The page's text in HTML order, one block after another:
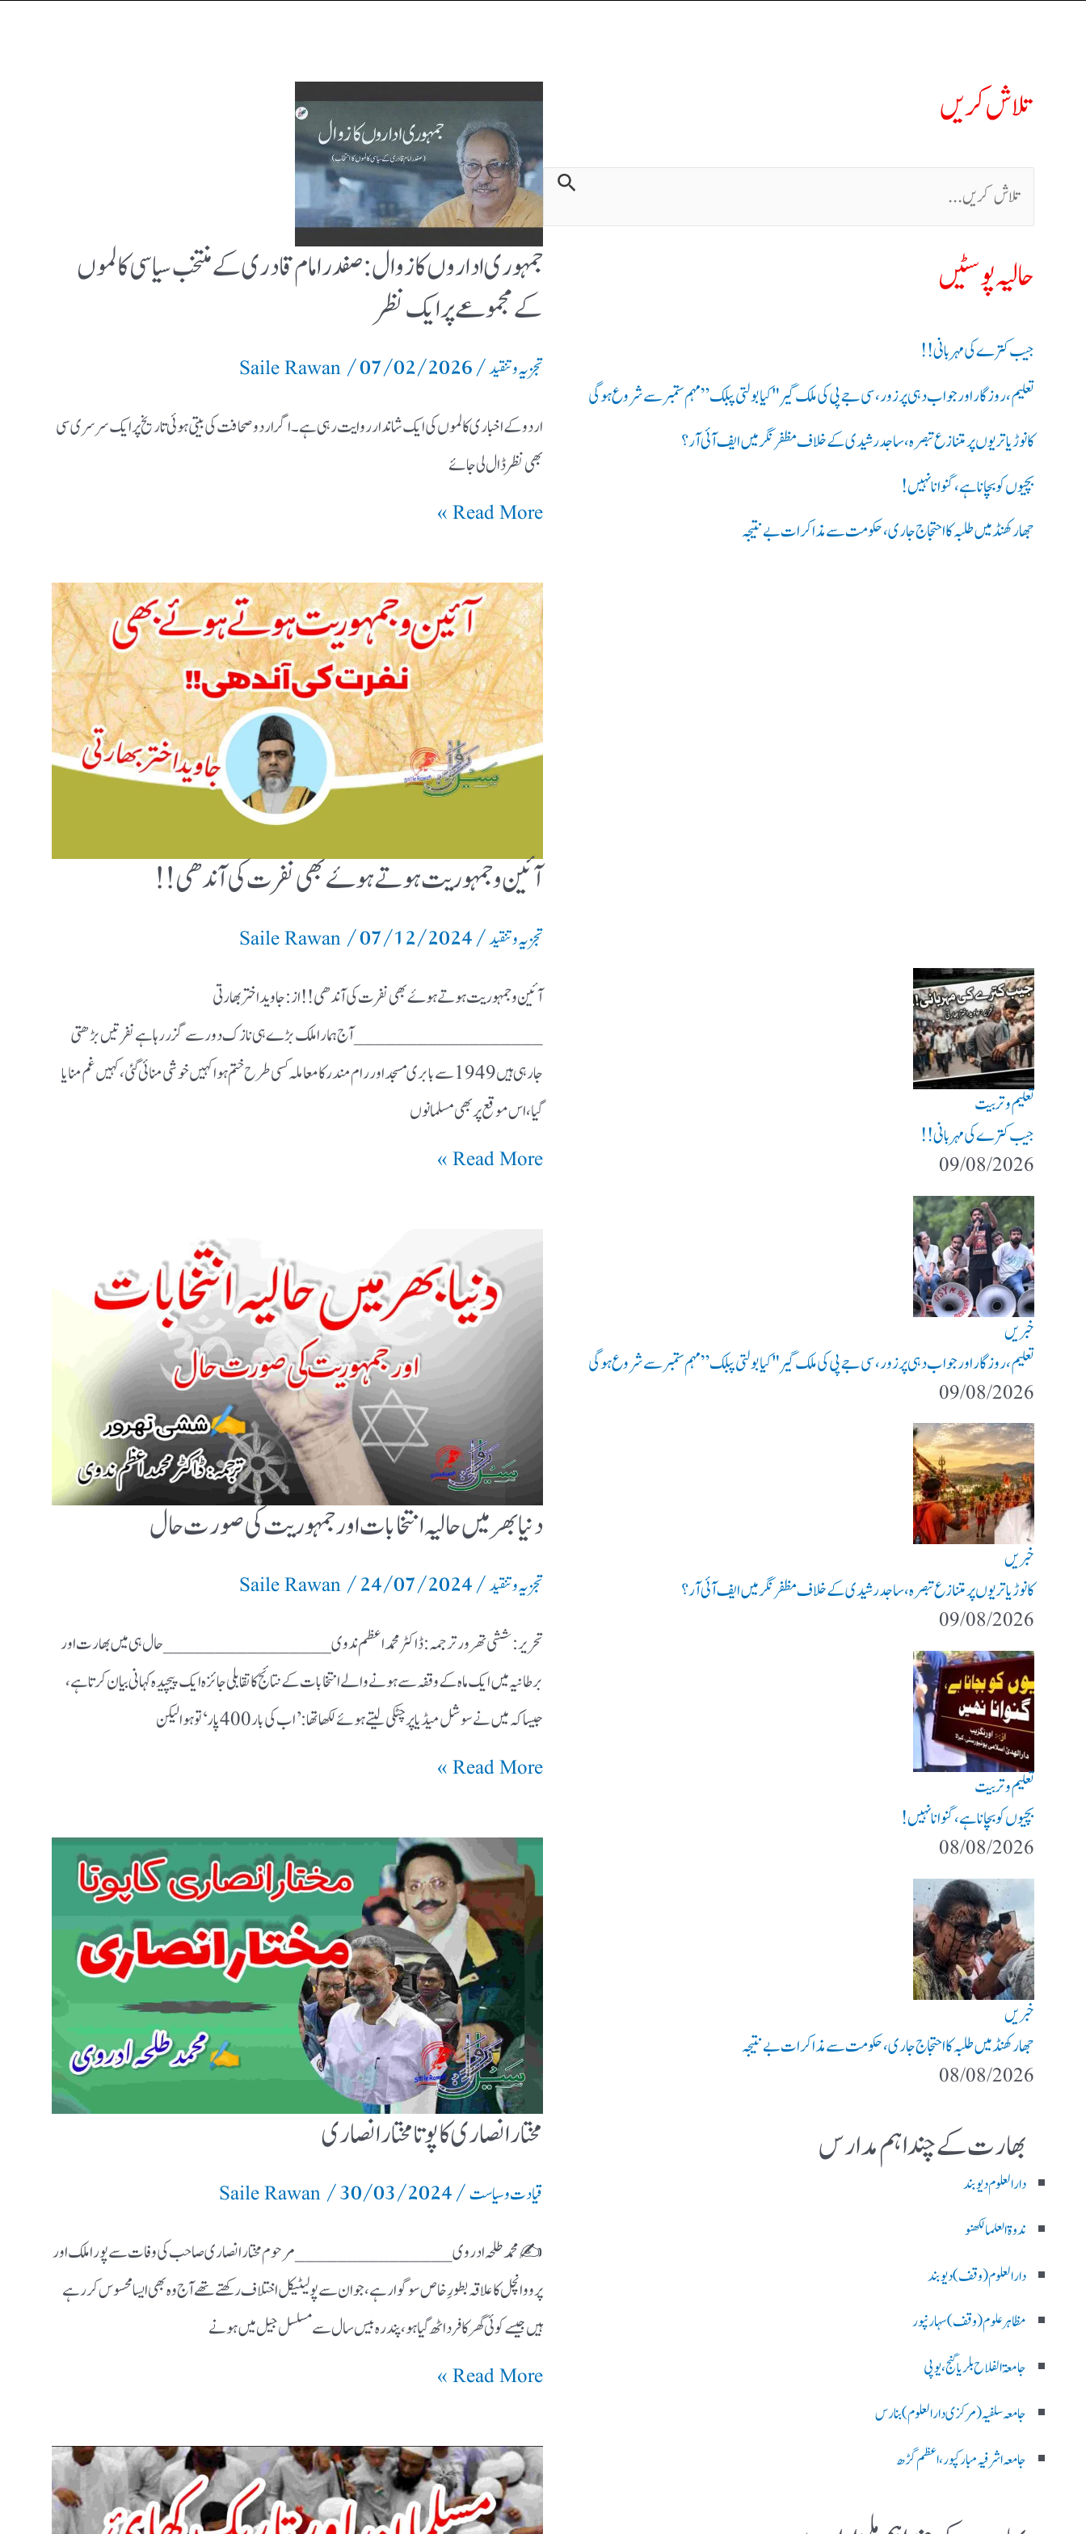
تلاش کریں
حالیہ پوسٹیں
جیب کترے کی مہربانی !!
تعلیم، روزگار اور جواب دہی پر زور، سی جے پی کی ملک گیر "کیا بولتی پبلک” مہم ستمبر سے شروع ہوگی
کانوڑ یاتریوں پر متنازع تبصرہ، ساجد رشیدی کے خلاف مظفرنگر میں ایف آئی آر؟
بچیوں کو بچانا ہے، گنوانا نہیں!
جھارکھنڈ میں طلبہ کا احتجاج جاری، حکومت سے مذاکرات بے نتیجہ
تعلیم و تربیت
جیب کترے کی مہربانی !!
09/08/2026
خبریں
تعلیم، روزگار اور جواب دہی پر زور، سی جے پی کی ملک گیر "کیا بولتی پبلک” مہم ستمبر سے شروع ہوگی
09/08/2026
خبریں
کانوڑ یاتریوں پر متنازع تبصرہ، ساجد رشیدی کے خلاف مظفرنگر میں ایف آئی آر؟
09/08/2026
تعلیم و تربیت
بچیوں کو بچانا ہے، گنوانا نہیں!
08/08/2026
خبریں
جھارکھنڈ میں طلبہ کا احتجاج جاری، حکومت سے مذاکرات بے نتیجہ
08/08/2026
بھارت کے چند اہم مدارس
دارالعلوم دیوبند
ندوۃالعلما لکھنو
دارالعلوم (وقف)دیوبند
مظاہرعلوم (وقف)سہارنپور
جامعۃ الفلاح بلریاگنج،یوپی
جامعہ سلفیہ(مرکزی دارالعلوم )بنارس
جامعہ اشرفیہ مبارکپور،اعظم گڑھ
جمہوری اداروں کا زوال : صفدر امام قادری کے منتخب سیاسی کالموں
کے مجموعے پر ایک نظر
تجزیہ و تنقید/
Saile Rawan /07/02/2026
اردو کے اخباری کالموں کی ایک شاندار روایت رہی ہے ۔ اگر اردو صحافت کی بیتی ہوئی تاریخ پر ایک سرسری سی
بھی نظر ڈال لی جائے
Read More »
آئین و جمہوریت ہوتے ہوۓ بھی نفرت کی آندھی!!
تجزیہ و تنقید/
Saile Rawan /07/12/2024
آئین و جمہوریت ہوتے ہوۓ بھی نفرت کی آندھی!! از: جاوید اختر بھارتی
__________________ آج ہمارا ملک بڑے ہی نازک دور سے گزر رہا ہے نفرتیں بڑھتی
جارہی ہیں 1949 سے بابری مسجد اور رام مندر کا معاملہ کسی طرح ختم ہوا کہیں خوشی منائی گئی، کہیں غم منایا
گیا، اس موقع پر بھی مسلمانوں
Read More »
دنیا بھر میں حالیہ انتخابات اور جمہوریت کی صورت حال
تجزیہ و تنقید/
Saile Rawan /24/07/2024
تحریر: ششی تھرور ترجمہ: ڈاکٹر محمد اعظم ندوی ________________ حال ہی میں بھارت اور
برطانیہ میں ایک ماہ کے وقفہ سے ہونے والے انتخابات کے نتائج کا تقابلی جائزہ ایک پیچیدہ کہانی بیان کرتا ہے،
جیسا کہ میں نے سوشل میڈیا پر چٹکی لیتے ہوئے لکھا تھا: ’اب کی بار 400 پار‘ تو ہوا لیکن
Read More »
مختار انصاری کا پوتا مختار انصاری
قیادت وسیاست/
Saile Rawan /30/03/2024
✍️ محمد طلحہ ادروی _______________ مرحوم مختار انصاری صاحب کی وفات سے پورا ملک اور
پرووانچل کا علاقہ بطورِ خاص سوگوار ہے ، جو ان سے پولیٹیکل اختلاف رکھتے تھے آج وہ بھی ایسا محسوس کر رہے
ہیں جیسے کوئی گھر کا فرد اٹھ گیا ہو ، پندرہ بیس سال سے مسلسل جیل میں ہونے
Read More »